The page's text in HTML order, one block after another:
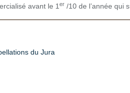
avant le 1er /10 de l’année qui
du Jura